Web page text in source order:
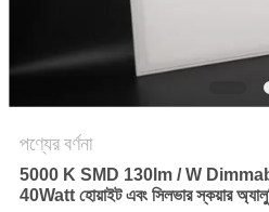
পণ্যের বর্ণনা
5000 K SMD 130lm / W
40Watt হোয়াইট এবং সিলভার স্কয়ার